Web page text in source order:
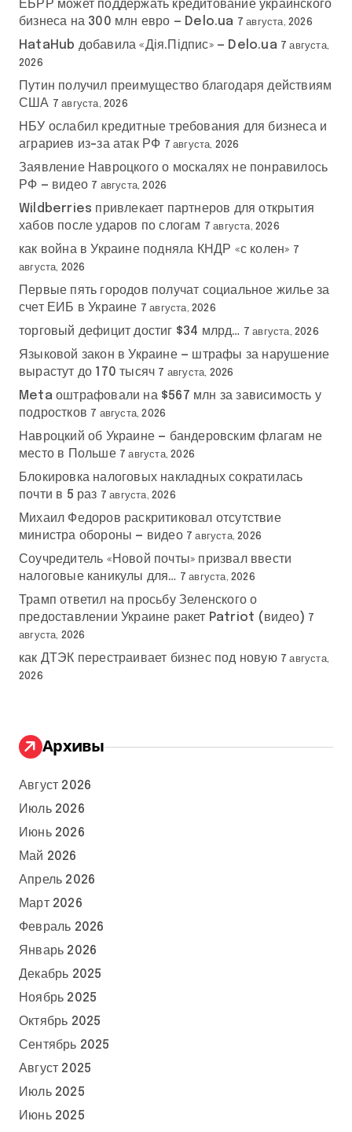
ЕБРР может поддержать кредитование украинского
бизнеса на 300 млн евро — Delo.ua 7 августа, 2026
HataHub добавила «Дія.Підпис» — Delo.ua 7 августа,
2026
Путин получил преимущество благодаря действиям
США 7 августа, 2026
НБУ ослабил кредитные требования для бизнеса и
аграриев из-за атак РФ 7 августа, 2026
Заявление Навроцкого о москалях не понравилось
РФ — видео 7 августа, 2026
Wildberries привлекает партнеров для открытия
хабов после ударов по слогам
7 августа, 2026
как война в Украине подняла КНДР «с колен» 7
августа, 2026
Первые пять городов получат социальное жилье за
счет ЕИБ в Украине 7 августа, 2026
торговый дефицит достиг $34 млрд… 7 августа, 2026
Языковой закон в Украине — штрафы за нарушение
вырастут до 170 тысяч 7 августа, 2026
Meta оштрафовали на $567 млн за зависимость у
подростков 7 августа, 2026
Навроцкий об Украине — бандеровским флагам не
место в Польше 7 августа, 2026
Блокировка налоговых накладных сократилась
почти в 5 раз 7 августа, 2026
Михаил Федоров раскритиковал отсутствие
министра обороны — видео 7 августа, 2026
Соучредитель «Новой почты» призвал ввести
налоговые каникулы для…
7 августа, 2026
Трамп ответил на просьбу Зеленского о
предоставлении Украине ракет Patriot (видео) 7
августа, 2026
как ДТЭК перестраивает бизнес под новую 7 августа,
2026
Архивы
Август 2026
Июль 2026
Июнь 2026
Май 2026
Апрель 2026
Март 2026
Февраль 2026
Январь 2026
Декабрь 2025
Ноябрь 2025
Октябрь 2025
Сентябрь 2025
Август 2025
Июль 2025
Июнь 2025